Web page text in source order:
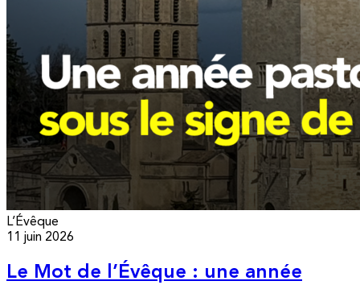
L’Évêque
11 juin 2026
Le Mot de l’Évêque : une année